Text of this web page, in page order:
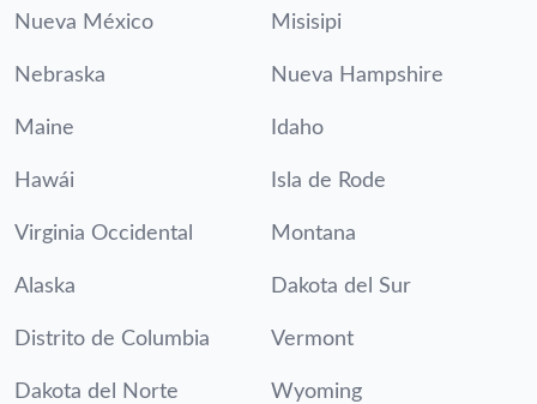
Nueva México Misisipi
Nebraska Nueva Hampshire
Maine Idaho
Hawái Isla de Rode
Virginia Occidental Montana
Alaska Dakota del Sur
Distrito de Columbia Vermont
Dakota del Norte Wyoming